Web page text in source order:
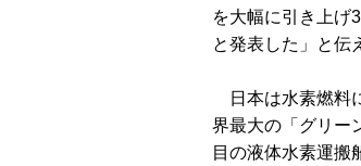
を大幅に引き上げ
と発表した」と伝
日本は水素燃料
界最大の「グリー
目の液体水素運搬